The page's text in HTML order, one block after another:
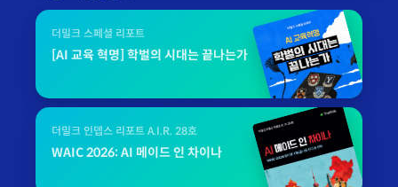
더밀크 스페셜 리포트
[AI 교육 혁명] 학벌의 시대는 끝나는가
더밀크 인뎁스 리포트 A.I.R. 28호
WAIC 2026: AI 메이드 인 차이나